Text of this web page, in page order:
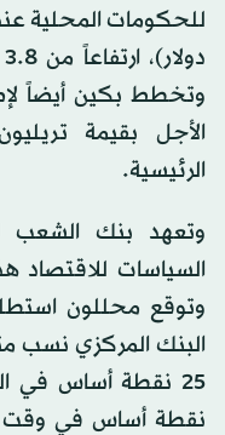
وتخطط بكين أيضاً
الأجل بقيمة
الرئيسية.
وتعهد بنك الشعب
السياسات للاقتصاد
وتوقع محللون
البنك المركزي نسب
نقطة أساس في وقت